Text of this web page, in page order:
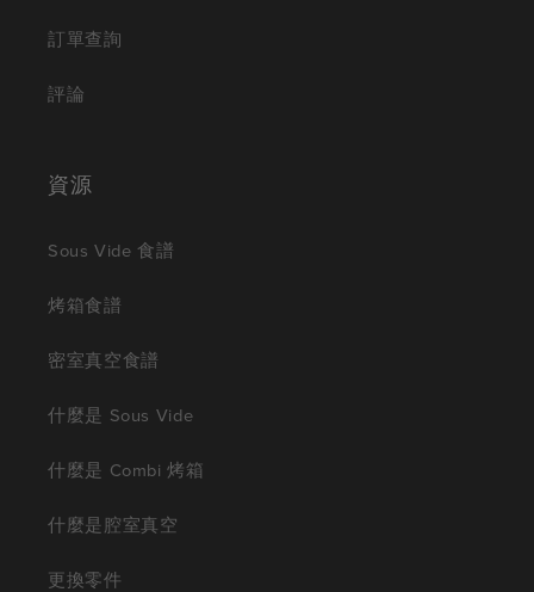
訂單查詢
評論
資源
Sous Vide 食譜
烤箱食譜
密室真空食譜
什麼是 Sous Vide
什麼是 Combi 烤箱
什麼是腔室真空
更換零件